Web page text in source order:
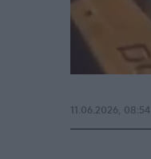
11.06.2026, 08:54